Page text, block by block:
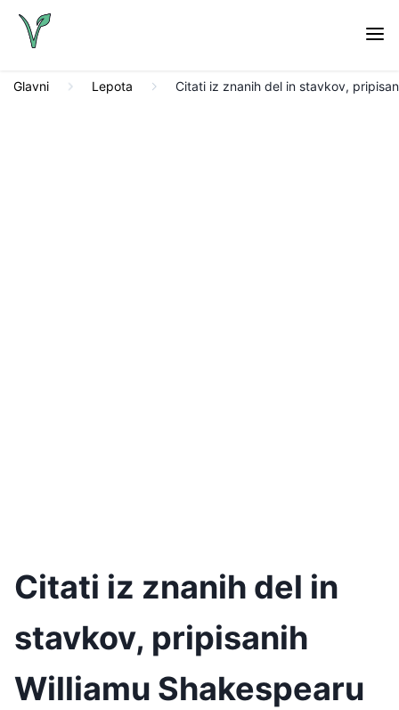
Glavni Lepota Citati iz znanih del in stavkov,
Citati iz znanih del in
stavkov, pripisanih
Williamu Shakespearu